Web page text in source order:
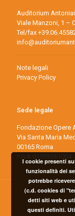
Auditorium
Viale Manzoni, 1 –
Tel/fax
Note legali
Privacy Policy
Sede legale
Fondazione Opere
Via Santa Maria
00165 Roma
P.IVA 01093261004
I cookie presenti
funzionalità dei
potrebbe
(c.d. cookies di
detti siti web e
questi definiti.